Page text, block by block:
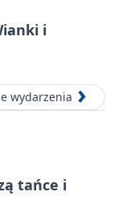
i
wydarzenia
tańce i